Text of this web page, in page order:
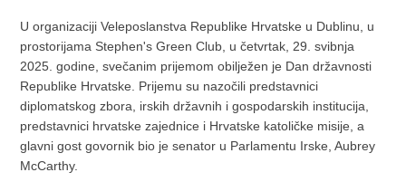
U organizaciji Veleposlanstva Republike Hrvatske u Dublinu, u
prostorijama Stephen's Green Club, u četvrtak, 29. svibnja
2025. godine, svečanim prijemom obilježen je Dan državnosti
Republike Hrvatske. Prijemu su nazočili predstavnici
diplomatskog zbora, irskih državnih i gospodarskih institucija,
predstavnici hrvatske zajednice i Hrvatske katoličke misije, a
glavni gost govornik bio je senator u Parlamentu Irske, Aubrey
McCarthy.